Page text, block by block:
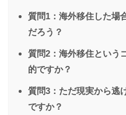
質問1：海外移住した場
だろう？
質問2：海外移住という
的ですか？
質問3：ただ現実から逃
ですか？